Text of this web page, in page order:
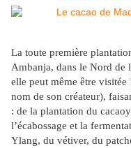
La toute première
Ambanja, dans le Nord de
elle peut même être
nom de son créateur),
: de la plantation du
l’écabossage et la
Ylang, du vétiver, du